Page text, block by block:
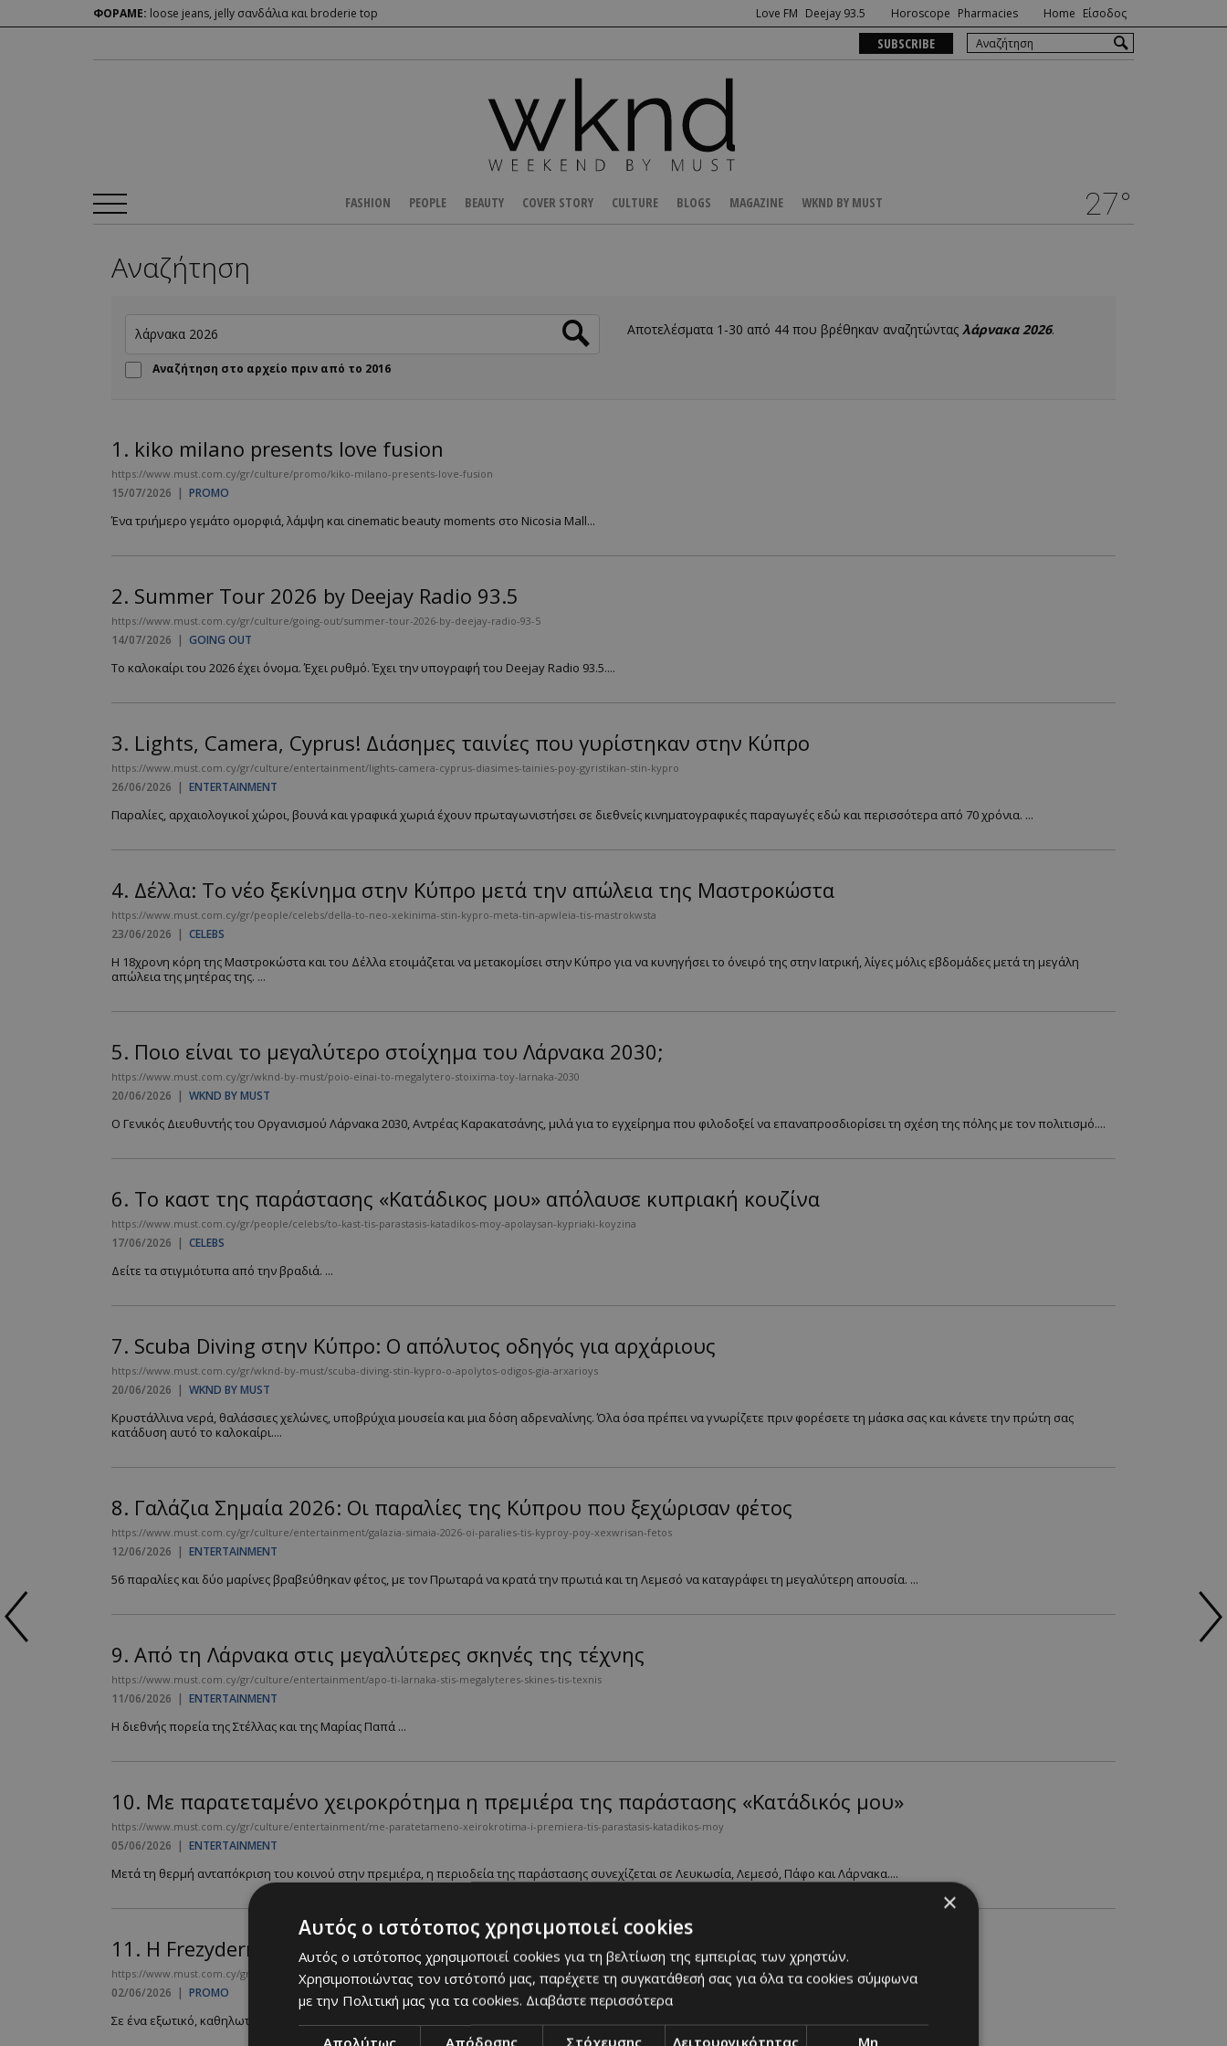
ΦΟΡΑΜΕ: loose jeans, jelly σανδάλια και broderie top Love FM Deejay 93.5 Horoscope Pharmacies Home Είσοδος
SUBSCRIBE
FASHION PEOPLE BEAUTY COVER STORY CULTURE BLOGS MAGAZINE WKND BY MUST 27°
Αναζήτηση
Αναζήτηση στο αρχείο πριν από το 2016
Αποτελέσματα 1-30 από 44 που βρέθηκαν αναζητώντας λάρνακα 2026.
1. kiko milano presents love fusion
https://www.must.com.cy/gr/culture/promo/kiko-milano-presents-love-fusion
15/07/2026 | PROMO
Ένα τριήμερο γεμάτο ομορφιά, λάμψη και cinematic beauty moments στο Nicosia Mall...
2. Summer Tour 2026 by Deejay Radio 93.5
https://www.must.com.cy/gr/culture/going-out/summer-tour-2026-by-deejay-radio-93-5
14/07/2026 | GOING OUT
Το καλοκαίρι του 2026 έχει όνομα. Έχει ρυθμό. Έχει την υπογραφή του Deejay Radio 93.5....
3. Lights, Camera, Cyprus! Διάσημες ταινίες που γυρίστηκαν στην Κύπρο
https://www.must.com.cy/gr/culture/entertainment/lights-camera-cyprus-diasimes-tainies-poy-gyristikan-stin-kypro
26/06/2026 | ENTERTAINMENT
Παραλίες, αρχαιολογικοί χώροι, βουνά και γραφικά χωριά έχουν πρωταγωνιστήσει σε διεθνείς κινηματογραφικές παραγωγές εδώ και περισσότερα από 70 χρόνια. ...
4. Δέλλα: Tο νέο ξεκίνημα στην Κύπρο μετά την απώλεια της Μαστροκώστα
https://www.must.com.cy/gr/people/celebs/della-to-neo-xekinima-stin-kypro-meta-tin-apwleia-tis-mastrokwsta
23/06/2026 | CELEBS
Η 18χρονη κόρη της Μαστροκώστα και του Δέλλα ετοιμάζεται να μετακομίσει στην Κύπρο για να κυνηγήσει το όνειρό της στην Ιατρική, λίγες μόλις εβδομάδες μετά τη μεγάλη
απώλεια της μητέρας της. ...
5. Ποιο είναι το μεγαλύτερο στοίχημα του Λάρνακα 2030;
https://www.must.com.cy/gr/wknd-by-must/poio-einai-to-megalytero-stoixima-toy-larnaka-2030
20/06/2026 | WKND BY MUST
Ο Γενικός Διευθυντής του Οργανισμού Λάρνακα 2030, Αντρέας Καρακατσάνης, μιλά για το εγχείρημα που φιλοδοξεί να επαναπροσδιορίσει τη σχέση της πόλης με τον πολιτισμό....
6. Το καστ της παράστασης «Κατάδικος μου» απόλαυσε κυπριακή κουζίνα
https://www.must.com.cy/gr/people/celebs/to-kast-tis-parastasis-katadikos-moy-apolaysan-kypriaki-koyzina
17/06/2026 | CELEBS
Δείτε τα στιγμιότυπα από την βραδιά. ...
7. Scuba Diving στην Κύπρο: Ο απόλυτος οδηγός για αρχάριους
https://www.must.com.cy/gr/wknd-by-must/scuba-diving-stin-kypro-o-apolytos-odigos-gia-arxarioys
20/06/2026 | WKND BY MUST
Κρυστάλλινα νερά, θαλάσσιες χελώνες, υποβρύχια μουσεία και μια δόση αδρεναλίνης. Όλα όσα πρέπει να γνωρίζετε πριν φορέσετε τη μάσκα σας και κάνετε την πρώτη σας
κατάδυση αυτό το καλοκαίρι....
8. Γαλάζια Σημαία 2026: Οι παραλίες της Κύπρου που ξεχώρισαν φέτος
https://www.must.com.cy/gr/culture/entertainment/galazia-simaia-2026-oi-paralies-tis-kyproy-poy-xexwrisan-fetos
12/06/2026 | ENTERTAINMENT
56 παραλίες και δύο μαρίνες βραβεύθηκαν φέτος, με τον Πρωταρά να κρατά την πρωτιά και τη Λεμεσό να καταγράφει τη μεγαλύτερη απουσία. ...
9. Από τη Λάρνακα στις μεγαλύτερες σκηνές της τέχνης
https://www.must.com.cy/gr/culture/entertainment/apo-ti-larnaka-stis-megalyteres-skines-tis-texnis
11/06/2026 | ENTERTAINMENT
Η διεθνής πορεία της Στέλλας και της Μαρίας Παπά ...
10. Με παρατεταμένο χειροκρότημα η πρεμιέρα της παράστασης «Κατάδικός μου»
https://www.must.com.cy/gr/culture/entertainment/me-paratetameno-xeirokrotima-i-premiera-tis-parastasis-katadikos-moy
05/06/2026 | ENTERTAINMENT
Μετά τη θερμή ανταπόκριση του κοινού στην πρεμιέρα, η περιοδεία της παράστασης συνεχίζεται σε Λευκωσία, Λεμεσό, Πάφο και Λάρνακα....
11. Η Frezyderm επανασυστήνει το Sun Screen Velvet
https://www.must.com.cy/gr/culture/promo/i-frezyderm-epanasystinei-to-sun-screen-velvet
02/06/2026 | PROMO
Σε ένα εξωτικό, καθηλωτικό Golden Hour event, αφιερωμένο στη σημασία της καθημερινής αντηλιακής προστασίας....
×
Αυτός ο ιστότοπος χρησιμοποιεί cookies
Αυτός ο ιστότοπος χρησιμοποιεί cookies για τη βελτίωση της εμπειρίας των χρηστών.
Χρησιμοποιώντας τον ιστότοπό μας, παρέχετε τη συγκατάθεσή σας για όλα τα cookies σύμφωνα
με την Πολιτική μας για τα cookies. Διαβάστε περισσότερα
Απολύτως
Απόδοσης Στόχευσης Λειτουργικότητας
Μη